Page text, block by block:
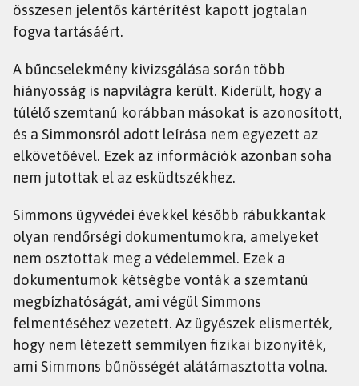
összesen jelentős kártérítést kapott jogtalan
fogva tartásáért.
A bűncselekmény kivizsgálása során több
hiányosság is napvilágra került. Kiderült, hogy a
túlélő szemtanú korábban másokat is azonosított,
és a Simmonsról adott leírása nem egyezett az
elkövetőével. Ezek az információk azonban soha
nem jutottak el az esküdtszékhez.
Simmons ügyvédei évekkel később rábukkantak
olyan rendőrségi dokumentumokra, amelyeket
nem osztottak meg a védelemmel. Ezek a
dokumentumok kétségbe vonták a szemtanú
megbízhatóságát, ami végül Simmons
felmentéséhez vezetett. Az ügyészek elismerték,
hogy nem létezett semmilyen fizikai bizonyíték,
ami Simmons bűnösségét alátámasztotta volna.